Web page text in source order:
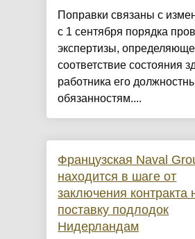
Поправки связаны с
с 1 сентября порядка
экспертизы,
соответствие состояния
работника его
обязанностям....
Французская Naval
находится в шаге от
заключения контракта
поставку подлодок
Нидерландам